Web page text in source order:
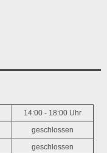
14:00 - 18:00 Uhr
geschlossen
geschlossen